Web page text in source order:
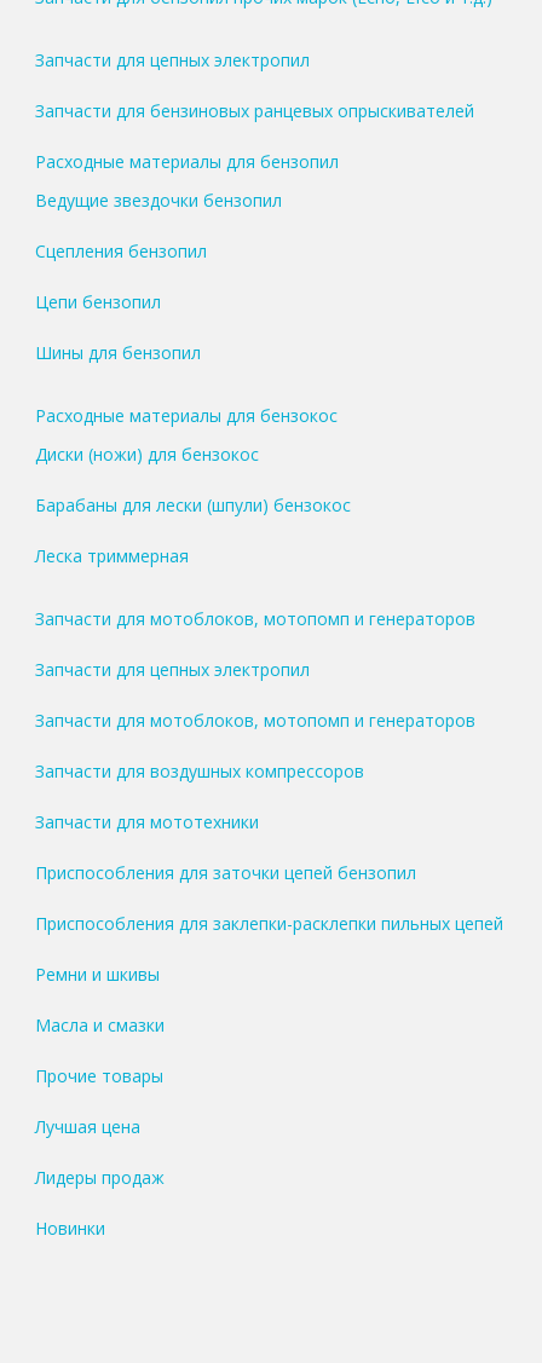
Запчасти для цепных электропил
Запчасти для бензиновых ранцевых опрыскивателей
Расходные материалы для бензопил
Ведущие звездочки бензопил
Сцепления бензопил
Цепи бензопил
Шины для бензопил
Расходные материалы для бензокос
Диски (ножи) для бензокос
Барабаны для лески (шпули) бензокос
Леска триммерная
Запчасти для мотоблоков, мотопомп и генераторов
Запчасти для цепных электропил
Запчасти для мотоблоков, мотопомп и генераторов
Запчасти для воздушных компрессоров
Запчасти для мототехники
Приспособления для заточки цепей бензопил
Приспособления для заклепки-расклепки пильных цепей
Ремни и шкивы
Масла и смазки
Прочие товары
Лучшая цена
Лидеры продаж
Новинки